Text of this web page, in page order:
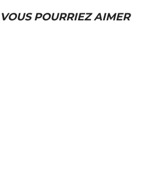
VOUS POURRIEZ AIMER